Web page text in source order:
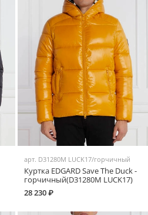
арт. D31280M LUCK17/горчичный
Куртка EDGARD Save The Duck -
горчичный(D31280M LUCK17)
28 230 ₽